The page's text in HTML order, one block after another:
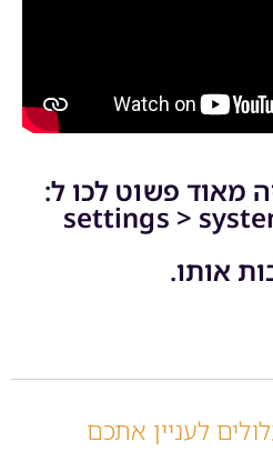
מאוד פשוט לכו ל:
settings >
אותו.
לעניין אתכם